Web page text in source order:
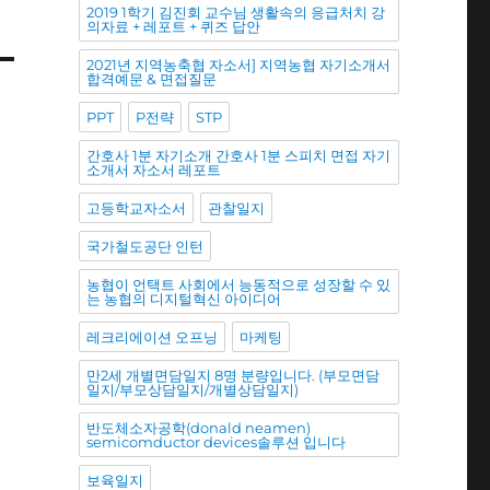
2019 1학기 김진회 교수님 생활속의 응급처치 강
의자료 + 레포트 + 퀴즈 답안
2021년 지역농축협 자소서] 지역농협 자기소개서
합격예문 & 면접질문
PPT P전략 STP
간호사 1분 자기소개 간호사 1분 스피치 면접 자기
소개서 자소서 레포트
고등학교자소서 관찰일지
국가철도공단 인턴
농협이 언택트 사회에서 능동적으로 성장할 수 있
는 농협의 디지털혁신 아이디어
레크리에이션 오프닝 마케팅
만2세 개별면담일지 8명 분량입니다. (부모면담
일지/부모상담일지/개별상담일지)
반도체소자공학(donald neamen)
semicomductor devices솔루션 입니다
보육일지